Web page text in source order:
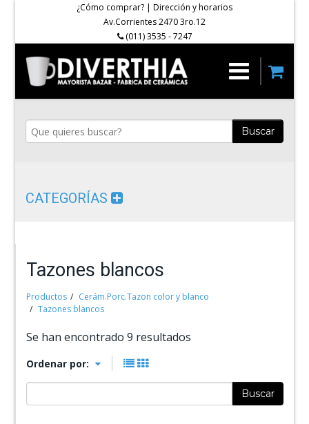
¿Cómo comprar? | Dirección y horarios
Av.Corrientes 2470 3ro.12
(011) 3535 - 7247
Buscar
CATEGORÍAS
Tazones blancos
Productos
Cerám.Porc.Tazon color y blanco
Tazones blancos
Se han encontrado 9 resultados
Ordenar por:
Buscar